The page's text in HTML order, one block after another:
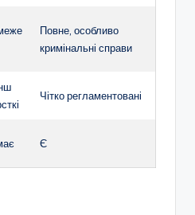
Повне, особливо
кримінальні справи
Чітко регламентовані
Є